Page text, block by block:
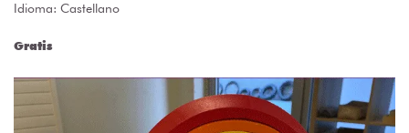
Idioma: Castellano
Gratis